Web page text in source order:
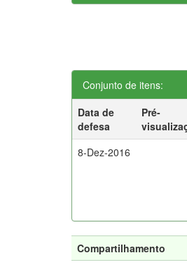
Conjunto de itens:
Data de
defesa
Pré-
8-Dez-2016
Compartilhamento